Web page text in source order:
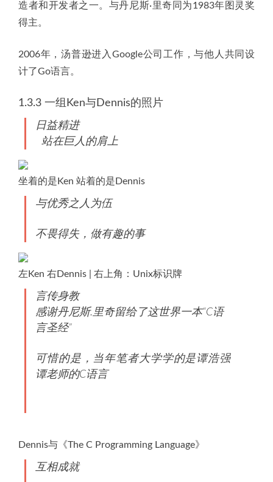
造者和开发者之一。与丹尼斯·里奇同为1983年图灵奖
得主。
2006年，汤普逊进入Google公司工作，与他人共同设
计了Go语言。
1.3.3 一组Ken与Dennis的照片
日益精进
站在巨人的肩上
坐着的是Ken 站着的是Dennis
与优秀之人为伍
不畏得失，做有趣的事
左Ken 右Dennis | 右上角：Unix标识牌
言传身教
感谢丹尼斯.里奇留给了这世界一本“C语
言圣经”
可惜的是，当年笔者大学学的是谭浩强
谭老师的C语言
Dennis与《The C Programming Language》
互相成就